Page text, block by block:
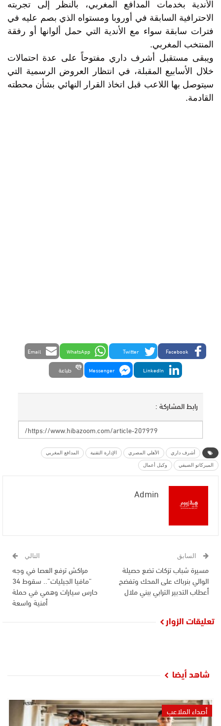
الأندية بخدمات المدافع المغربي، بالنظر إلى تجربته
الاحترافية السابقة في أوروبا ومستواه الذي بصم عليه في
فترات سابقة سواء مع الأندية التي حمل ألوانها أو رفقة
المنتخب المغربي.
ويبقى مستقبل أشرف داري مفتوحاً على عدة احتمالات
خلال الأسابيع المقبلة، في انتظار العروض الرسمية التي
سيتوصل بها اللاعب قبل اتخاذ القرار النهائي بشأن محطته
القادمة.
Facebook
Twitter
WhatsApp
Email
LinkedIn
Messenger طباعة
رابط المشاركة :
أشرف داري الأهلي المصري الإدارة التقنية المدافع المغربي
الميركاتو الصيفي وكيل أعمال
Admin
السابق
مسيرة شباب تزكات تضع حصيلة
الوالي بنرباك على المحك وتفضح
أعطاب التدبير الترابي ببني ملال
التالي
مراكش ترفع العصا في وجه
“مافيا الجيليات”.. سقوط 34
حارس سيارات وهمي في حملة
أمنية واسعة
تعليقات الزوار
شاهد أيضا
أصداء الملاعب